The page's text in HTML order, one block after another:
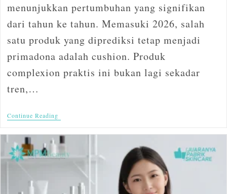
menunjukkan pertumbuhan yang signifikan
dari tahun ke tahun. Memasuki 2026, salah
satu produk yang diprediksi tetap menjadi
primadona adalah cushion. Produk
complexion praktis ini bukan lagi sekadar
tren,…
Continue Reading